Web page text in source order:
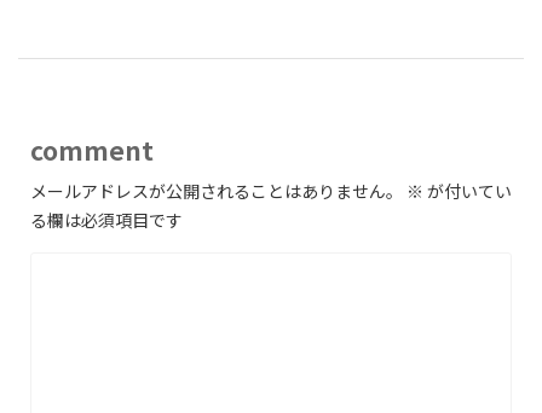
comment
メールアドレスが公開されることはありません。 ※ が付いてい
る欄は必須項目です